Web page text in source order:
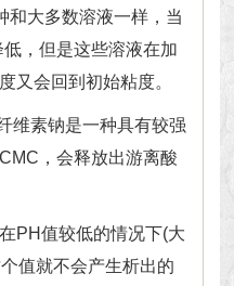
大多数溶液一样，当
，但是这些溶液在加
又会回到初始粘度。
素钠是一种具有较强
，会释放出游离酸
值较低的情况下(大
值就不会产生析出的